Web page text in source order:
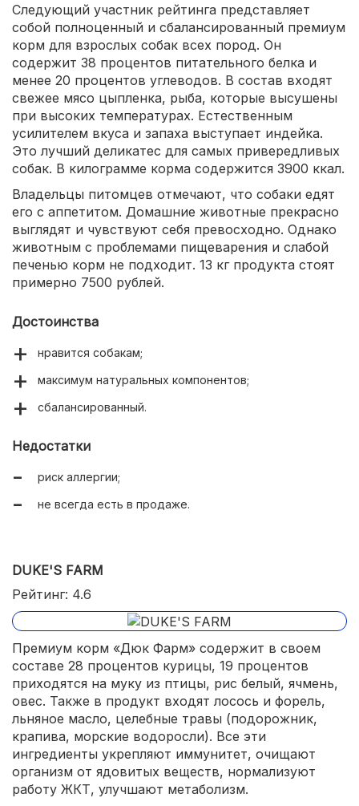
Следующий участник рейтинга представляет
собой полноценный и сбалансированный премиум
корм для взрослых собак всех пород. Он
содержит 38 процентов питательного белка и
менее 20 процентов углеводов. В состав входят
свежее мясо цыпленка, рыба, которые высушены
при высоких температурах. Естественным
усилителем вкуса и запаха выступает индейка.
Это лучший деликатес для самых привередливых
собак. В килограмме корма содержится 3900 ккал.
Владельцы питомцев отмечают, что собаки едят
его с аппетитом. Домашние животные прекрасно
выглядят и чувствуют себя превосходно. Однако
животным с проблемами пищеварения и слабой
печенью корм не подходит. 13 кг продукта стоят
примерно 7500 рублей.
Достоинства
нравится собакам;
максимум натуральных компонентов;
сбалансированный.
Недостатки
риск аллергии;
не всегда есть в продаже.
DUKE'S FARM
Рейтинг: 4.6
Премиум корм «Дюк Фарм» содержит в своем
составе 28 процентов курицы, 19 процентов
приходятся на муку из птицы, рис белый, ячмень,
овес. Также в продукт входят лосось и форель,
льняное масло, целебные травы (подорожник,
крапива, морские водоросли). Все эти
ингредиенты укрепляют иммунитет, очищают
организм от ядовитых веществ, нормализуют
работу ЖКТ, улучшают метаболизм.